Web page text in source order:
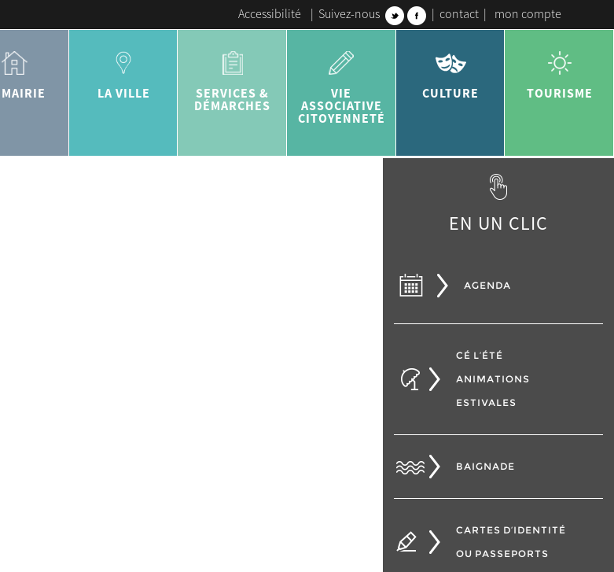
Accessibilité | Suivez-nous | contact | mon compte
LA VILLE
SERVICES &
DÉMARCHES
VIE
ASSOCIATIVE
CITOYENNETÉ
CULTURE TOURISME
EN UN CLIC
AGENDA
CÉ L’ÉTÉ
ANIMATIONS
ESTIVALES
BAIGNADE
CARTES D’IDENTITÉ
OU PASSEPORTS